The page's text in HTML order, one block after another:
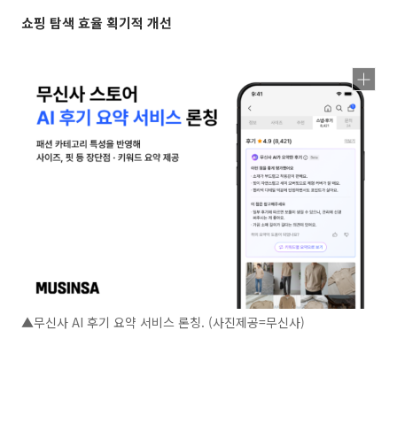
쇼핑 탐색 효율 획기적 개선
▲무신사 AI 후기 요약 서비스 론칭. (사진제공=무신사)